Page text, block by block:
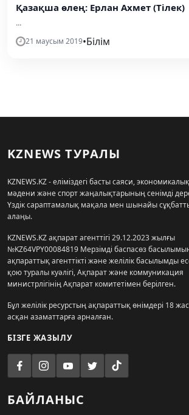
Қазақша өлең: Ерлан Ахмет (Тілек)
...
21 маусым 2019•Білім
KZNEWS ТУРАЛЫ
KZNEWS.KZ - еліміздегі басты саяси,
мәдени және спорт жаңалықтарының сенімді
Үздік сараптамалық мақала мен шынайы
алаңы.
KZNEWS.KZ ақпарат агенттігі 29.12.2023 жылғы
№KZ64VPY00084819 Мерзімді баспасөз
ақпараттық агенттікті және желілік басылымды
қою туралы куәлігі, Ақпарат және коммуникация
министрлігінің Ақпарат комитетімен берілген.
Бұл желілік ресурстың ақпараттық өнімдері 18
асқан азаматтарға арналған.
БІЗГЕ ЖАЗЫЛУ
БАЙЛАНЫС